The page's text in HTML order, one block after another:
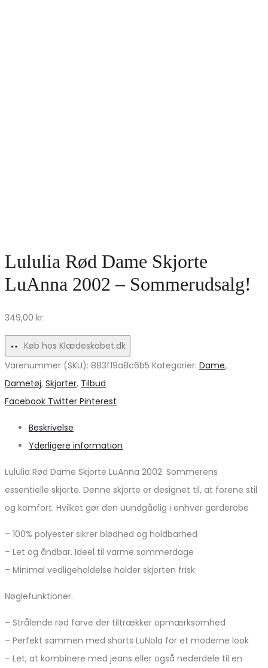
Lululia Rød Dame Skjorte
LuAnna 2002 – Sommerudsalg!
349,00 kr.
Køb hos Klædeskabet.dk
Varenummer (SKU): 883f19a8c6b5 Kategorier: Dame,
Dametøj, Skjorter, Tilbud
Share
Facebook Twitter Pinterest
Beskrivelse
Yderligere information
Lululia Rød Dame Skjorte LuAnna 2002. Sommerens
essentielle skjorte. Denne skjorte er designet til, at forene stil
og komfort. Hvilket gør den uundgåelig i enhver garderobe
– 100% polyester sikrer blødhed og holdbarhed
– Let og åndbar. Ideel til varme sommerdage
– Minimal vedligeholdelse holder skjorten frisk
Nøglefunktioner.
– Strålende rød farve der tiltrækker opmærksomhed
– Perfekt sammen med shorts LuNola for et moderne look
– Let, at kombinere med jeans eller også nederdele til en